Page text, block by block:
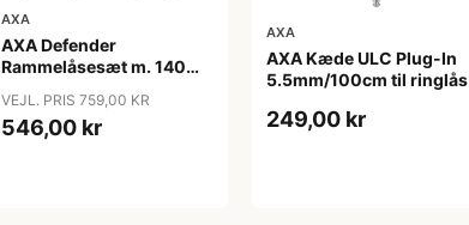
AXA
AXA Defender
Rammelåsesæt m. 140
VEJL. PRIS 759,00 KR
546,00 kr
AXA
AXA Kæde ULC Plug-In
5.5mm/100cm til ringlås
249,00 kr